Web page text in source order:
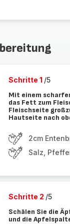
Schritte 1 /5
Mit einem
das Fett zum
Fleischseite
Hautseite nach
2cm
Salz,
Schritte 2 /5
Schälen Sie die
und die